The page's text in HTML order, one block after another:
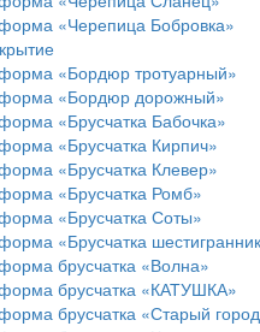
«Черепица Бобровка»
«Бордюр тротуарный»
«Бордюр дорожный»
«Брусчатка Бабочка»
«Брусчатка Кирпич»
«Брусчатка Клевер»
«Брусчатка Ромб»
«Брусчатка Соты»
«Брусчатка
брусчатка «Волна»
брусчатка «КАТУШКА»
брусчатка «Старый